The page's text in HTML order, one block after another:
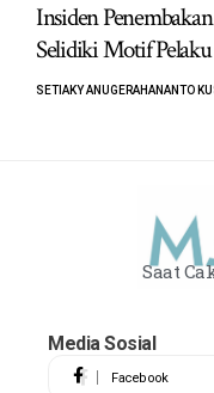
Insiden
Selidiki Motif Pelaku
SETIAKY ANUGERAHANANTO
Saat
Media Sosial
Facebook